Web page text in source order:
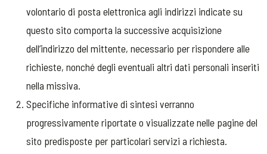
volontario di posta elettronica agli indirizzi indicate su
questo sito comporta la successive acquisizione
dell’indirizzo del mittente, necessario per rispondere alle
richieste, nonché degli eventuali altri dati personali inseriti
nella missiva.
Specifiche informative di sintesi verranno
progressivamente riportate o visualizzate nelle pagine del
sito predisposte per particolari servizi a richiesta.